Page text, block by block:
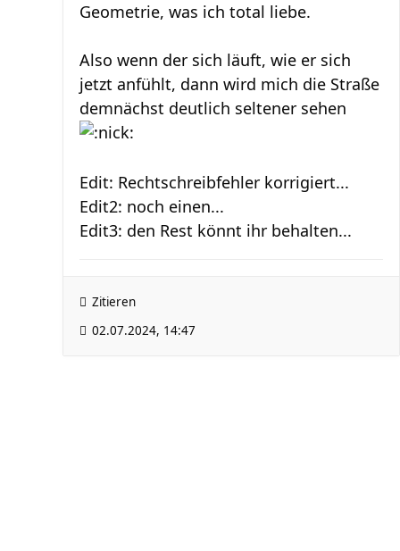
Geometrie, was ich total liebe.
Also wenn der sich läuft, wie er sich
jetzt anfühlt, dann wird mich die Straße
demnächst deutlich seltener sehen
Edit: Rechtschreibfehler korrigiert...
Edit2: noch einen...
Edit3: den Rest könnt ihr behalten...
Zitieren
02.07.2024, 14:47